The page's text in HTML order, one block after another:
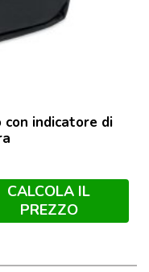
indicatore di
CALCOLA IL
PREZZO